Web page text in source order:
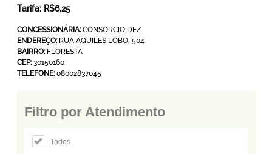
Tarifa: R$6,25
CONCESSIONÁRIA:CONSORCIO DEZ
ENDEREÇO:RUA AQUILES LOBO, 504
BAIRRO:FLORESTA
CEP:30150160
TELEFONE:08002837045
Filtro por Atendimento
Todos